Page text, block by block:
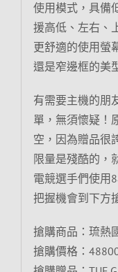
使用模式，具備
援高低、左右、
更舒適的使用螢
還是窄邊框的美
有需要主機的朋
單，無須懷疑！
空，因為贈品很
限量是殘酷的，
電競選手們使用
把握機會到下方
搶購商品：琉熱
搶購價格：